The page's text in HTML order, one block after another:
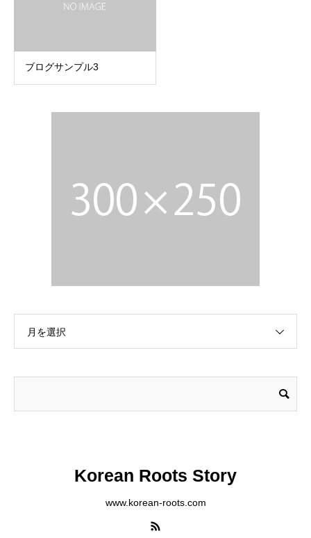
ブログサンプル3
月を選択
Korean Roots Story
www.korean-roots.com